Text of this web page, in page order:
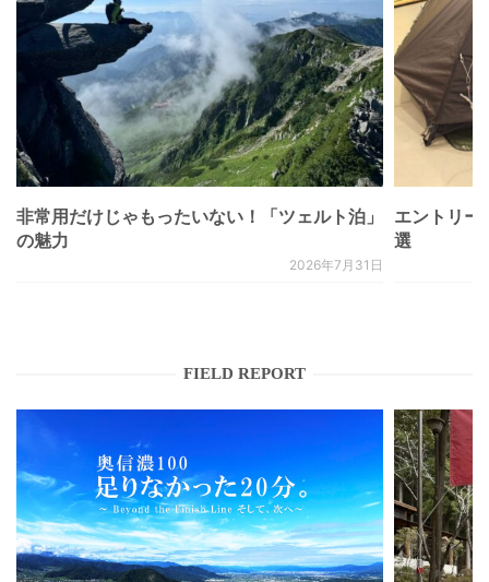
非常用だけじゃもったいない！「ツェルト泊」
の魅力
2026年7月31日
エントリー
選
FIELD REPORT